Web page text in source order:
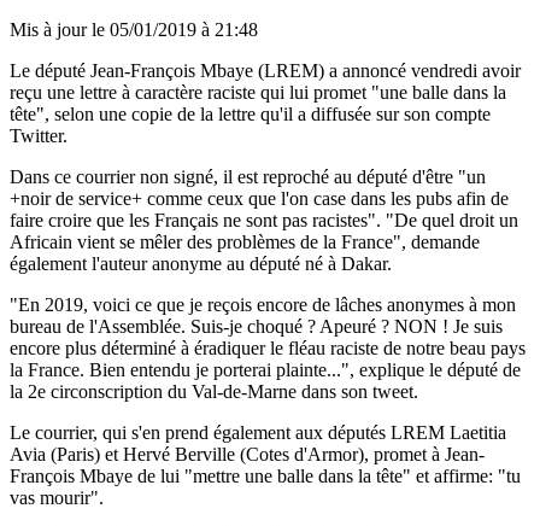
Mis à jour le 05/01/2019 à 21:48
Le député Jean-François Mbaye (LREM) a annoncé vendredi avoir
reçu une lettre à caractère raciste qui lui promet "une balle dans la
tête", selon une copie de la lettre qu'il a diffusée sur son compte
Twitter.
Dans ce courrier non signé, il est reproché au député d'être "un
+noir de service+ comme ceux que l'on case dans les pubs afin de
faire croire que les Français ne sont pas racistes". "De quel droit un
Africain vient se mêler des problèmes de la France", demande
également l'auteur anonyme au député né à Dakar.
"En 2019, voici ce que je reçois encore de lâches anonymes à mon
bureau de l'Assemblée. Suis-je choqué ? Apeuré ? NON ! Je suis
encore plus déterminé à éradiquer le fléau raciste de notre beau pays
la France. Bien entendu je porterai plainte...", explique le député de
la 2e circonscription du Val-de-Marne dans son tweet.
Le courrier, qui s'en prend également aux députés LREM Laetitia
Avia (Paris) et Hervé Berville (Cotes d'Armor), promet à Jean-
François Mbaye de lui "mettre une balle dans la tête" et affirme: "tu
vas mourir".